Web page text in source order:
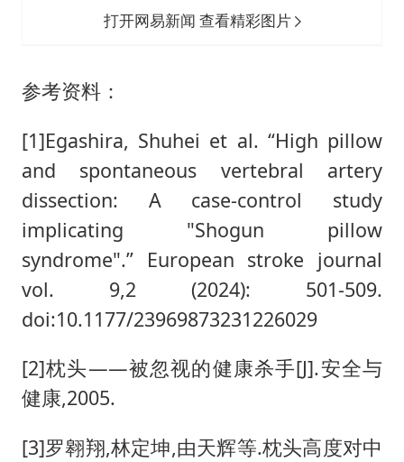
打开网易新闻 查看精彩图片
参考资料：
[1]Egashira, Shuhei et al. “High pillow
and spontaneous vertebral artery
dissection: A case-control study
implicating "Shogun pillow
syndrome".” European stroke journal
vol. 9,2 (2024): 501-509.
doi:10.1177/23969873231226029
[2]枕头——被忽视的健康杀手[J].安全与
健康,2005.
[3]罗翱翔,林定坤,由天辉等.枕头高度对中